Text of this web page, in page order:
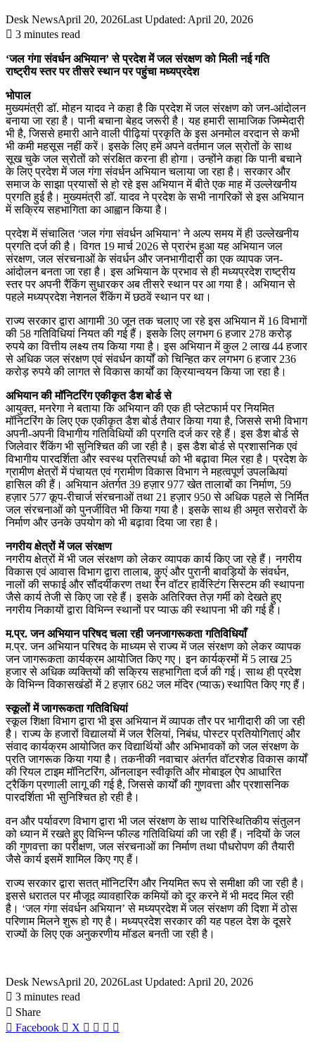
Desk NewsApril 20, 2026Last Updated: April 20, 2026
3 minutes read
‘जल गंगा संवर्धन अभियान’ से प्रदेश में जल संरक्षण को मिली नई गति
राष्ट्रीय स्तर पर तीसरे स्थान पर पहुंचा मध्यप्रदेश
भोपाल
मुख्यमंत्री डॉ. मोहन यादव ने कहा है कि प्रदेश में जल संरक्षण को जन-आंदोलन
बनाया जा रहा है। पानी बचाना बेहद जरूरी है। यह हमारी सामाजिक जिम्मेदारी
भी है, जिससे हमारी आने वाली पीढ़ियां प्रकृति के इस अनमोल वरदान से कभी
भी कमी महसूस नहीं करें। इसके लिए हमें अपने वर्तमान जल स्रोतों के साथ
सूख चुके जल स्रोतों को संरक्षित करना ही होगा। उन्होंने कहा कि पानी बचाने
के लिए प्रदेश में जल गंगा संवर्धन अभियान चलाया जा रहा है। सरकार और
समाज के साझा प्रयासों से हो रहे इस अभियान में बीते एक माह में उल्लेखनीय
प्रगति हुई है। मुख्यमंत्री डॉ. यादव ने प्रदेश के सभी नागरिकों से इस अभियान
में सक्रिय सहभागिता का आह्वान किया है।
प्रदेश में संचालित ‘जल गंगा संवर्धन अभियान’ ने अल्प समय में ही उल्लेखनीय
प्रगति दर्ज की है। विगत 19 मार्च 2026 से प्रारंभ हुआ यह अभियान जल
संरक्षण, जल संरचनाओं के संवर्धन और जनभागीदारी का एक व्यापक जन-
आंदोलन बनता जा रहा है। इस अभियान के प्रभाव से ही मध्यप्रदेश राष्ट्रीय
स्तर पर अपनी रैंकिंग सुधारकर अब तीसरे स्थान पर आ गया है। अभियान से
पहले मध्यप्रदेश नेशनल रैंकिंग में छठवें स्थान पर था।
राज्य सरकार द्वारा आगामी 30 जून तक चलाए जा रहे इस अभियान में 16 विभागों
की 58 गतिविधियां नियत की गई हैं। इसके लिए लगभग 6 हजार 278 करोड़
रुपये का वित्तीय लक्ष्य तय किया गया है। इस अभियान में कुल 2 लाख 44 हजार
से अधिक जल संरक्षण एवं संवर्धन कार्यों को चिन्हित कर लगभग 6 हजार 236
करोड़ रुपये की लागत से विकास कार्यों का क्रियान्वयन किया जा रहा है।
अभियान की मॉनिटरिंग एकीकृत डैश बोर्ड से
आयुक्त, मनरेगा ने बताया कि अभियान की एक ही प्लेटफार्म पर नियमित
मॉनिटरिंग के लिए एक एकीकृत डैश बोर्ड तैयार किया गया है, जिससे सभी विभाग
अपनी-अपनी विभागीय गतिविधियों की प्रगति दर्ज कर रहे हैं। इस डैश बोर्ड से
जिलेवार रैंकिंग भी सुनिश्चित की जा रही है। इस डैश बोर्ड से प्रशासनिक एवं
विभागीय पारदर्शिता और स्वस्थ प्रतिस्पर्धा को भी बढ़ावा मिल रहा है। प्रदेश के
ग्रामीण क्षेत्रों में पंचायत एवं ग्रामीण विकास विभाग ने महत्वपूर्ण उपलब्धियां
हासिल की हैं। अभियान अंतर्गत 39 हज़ार 977 खेत तालाबों का निर्माण, 59
हज़ार 577 कूप-रीचार्ज संरचनाओं तथा 21 हज़ार 950 से अधिक पहले से निर्मित
जल संरचनाओं को पुनर्जीवित भी किया गया है। इसके साथ ही अमृत सरोवरों के
निर्माण और उनके उपयोग को भी बढ़ावा दिया जा रहा है।
नगरीय क्षेत्रों में जल संरक्षण
नगरीय क्षेत्रों में भी जल संरक्षण को लेकर व्यापक कार्य किए जा रहे हैं। नगरीय
विकास एवं आवास विभाग द्वारा तालाब, कुएं और पुरानी बावड़ियों के संवर्धन,
नालों की सफाई और सौंदर्यीकरण तथा रैन वॉटर हार्वेस्टिंग सिस्टम की स्थापना
जैसे कार्य तेजी से किए जा रहे हैं। इसके अतिरिक्त तेज़ गर्मी को देखते हुए
नगरीय निकायों द्वारा विभिन्न स्थानों पर प्याऊ की स्थापना भी की गई है।
म.प्र. जन अभियान परिषद चला रही जनजागरूकता गतिविधियाँ
म.प्र. जन अभियान परिषद के माध्यम से राज्य में जल संरक्षण को लेकर व्यापक
जन जागरूकता कार्यक्रम आयोजित किए गए। इन कार्यक्रमों में 5 लाख 25
हजार से अधिक व्यक्तियों की सक्रिय सहभागिता दर्ज की गई। साथ ही प्रदेश
के विभिन्न विकासखंडों में 2 हज़ार 682 जल मंदिर (प्याऊ) स्थापित किए गए हैं।
स्कूलों में जागरूकता गतिविधियां
स्कूल शिक्षा विभाग द्वारा भी इस अभियान में व्यापक तौर पर भागीदारी की जा रही
है। राज्य के हजारों विद्यालयों में जल रैलियां, निबंध, पोस्टर प्रतियोगिताएं और
संवाद कार्यक्रम आयोजित कर विद्यार्थियों और अभिभावकों को जल संरक्षण के
प्रति जागरूक किया गया है। तकनीकी नवाचार अंतर्गत वॉटरशेड विकास कार्यों
की रियल टाइम मॉनिटरिंग, ऑनलाइन स्वीकृति और मोबाइल ऐप आधारित
ट्रैकिंग प्रणाली लागू की गई है, जिससे कार्यों की गुणवत्ता और प्रशासनिक
पारदर्शिता भी सुनिश्चित हो रही है।
वन और पर्यावरण विभाग द्वारा भी जल संरक्षण के साथ पारिस्थितिकीय संतुलन
को ध्यान में रखते हुए विभिन्न फील्ड गतिविधियां की जा रही हैं। नदियों के जल
की गुणवत्ता का परीक्षण, जल संरचनाओं का निर्माण तथा पौधरोपण की तैयारी
जैसे कार्य इसमें शामिल किए गए हैं।
राज्य सरकार द्वारा सतत् मॉनिटरिंग और नियमित रूप से समीक्षा की जा रही है।
इससे धरातल पर मौजूद व्यावहारिक कमियों को दूर करने में भी मदद मिल रही
है। ‘जल गंगा संवर्धन अभियान’ से मध्यप्रदेश में जल संरक्षण की दिशा में ठोस
परिणाम मिलने शुरू हो गए है। मध्यप्रदेश सरकार की यह पहल देश के दूसरे
राज्यों के लिए एक अनुकरणीय मॉडल बनती जा रही है।
Desk NewsApril 20, 2026Last Updated: April 20, 2026
3 minutes read
Share
Facebook
X LinkedIn
WhatsApp
Share